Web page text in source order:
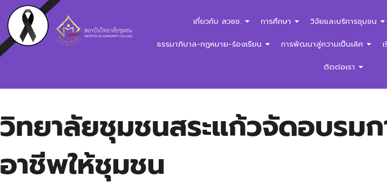
เกี่ยวกับ สวชช. การศึกษา วิจัยและบริการชุมชน
ธรรมาภิบาล-กฏหมาย-ร้องเรียน การพัฒนาสู่ความเป็นเลิศ
ติดต่อเรา
วิทยาลัยชุมชนสระแก้วจัดอบรมก
อาชีพให้ชุมชน